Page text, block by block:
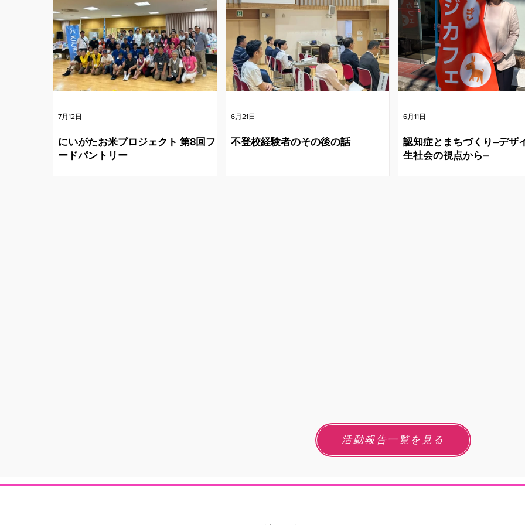
にいがたお米プロジェクト 第8回フ
ードパントリー
7月12日
不登校経験者のその後の話
6月21日
認知症とまちづくり―デザ
生社会の視点から―
6月11日
活動報告一覧を見る